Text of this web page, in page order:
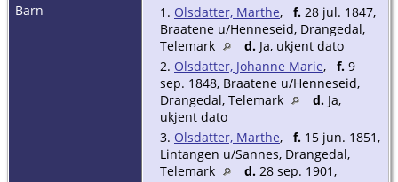
Barn
1. Olsdatter, Marthe, f. 28 jul. 1847,
Braatene u/Henneseid, Drangedal,
Telemark
d. Ja, ukjent dato
2. Olsdatter, Johanne Marie, f. 9
sep. 1848, Braatene u/Henneseid,
Drangedal, Telemark
d. Ja,
ukjent dato
3. Olsdatter, Marthe, f. 15 jun. 1851,
Lintangen u/Sannes, Drangedal,
Telemark
d. 28 sep. 1901,